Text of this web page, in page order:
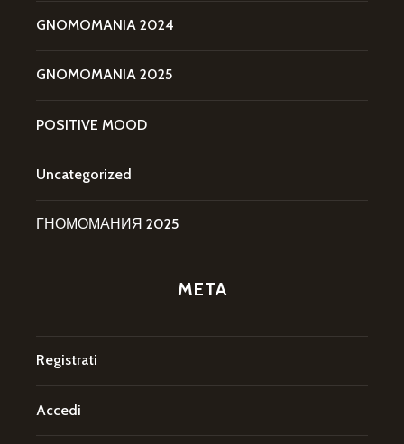
GNOMOMANIA 2024
GNOMOMANIA 2025
POSITIVE MOOD
Uncategorized
ГНОМОМАНИЯ 2025
META
Registrati
Accedi